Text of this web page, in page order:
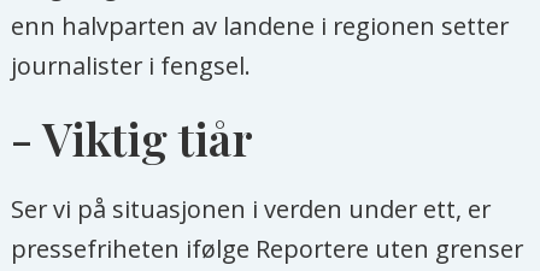
enn halvparten av landene i regionen setter
journalister i fengsel.
- Viktig tiår
Ser vi på situasjonen i verden under ett, er
pressefriheten ifølge Reportere uten grenser